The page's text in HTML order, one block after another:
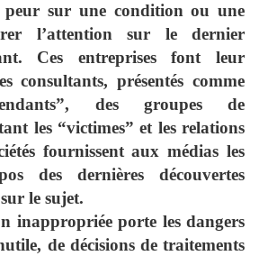
peur sur une condition ou une
l’attention sur le dernier
Ces entreprises font leur
consultants, présentés comme
des groupes de
les “victimes” et les relations
fournissent aux médias les
des dernières découvertes
le sujet.
inappropriée porte les dangers
de décisions de traitements